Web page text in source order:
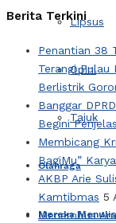
Lipsus
Opini
Tajuk
Olahraga
Mereka Menulis
Berita Terkini
Penantian 38
Terangi Pulau
Berlistrik
Banggar
Begini
Membicang
BagiMu”
AKBP Arie
Kamtibmas 5
Menembus